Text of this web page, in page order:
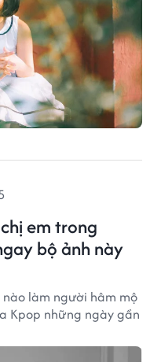
em trong
bộ ảnh này
nào làm người hâm mộ
Kpop những ngày gần